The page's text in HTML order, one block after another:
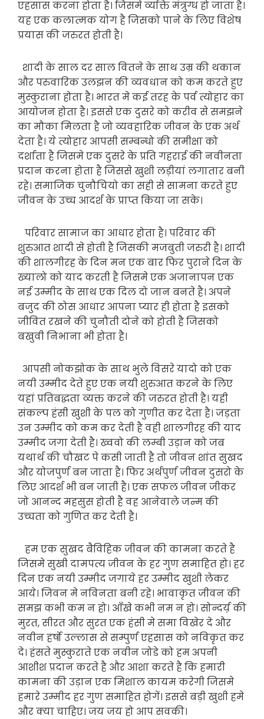
एहसास करना होता है। जिसमे व्यक्ति मंत्रुग्ध हो जाता है।
यह एक कलात्मक योग है जिसको पाने के लिए विशेष
प्रयास की जरुरत होती है।
शादी के साल दर साल वितने के साथ उम्र की थकान
और परुवारिक उलझन की व्यवधान को कम करते हुए
मुस्कुराना होता है। भारत मे कई तरह के पर्व त्योहार का
आयोजन होता है। इससे एक दुसरे को करीव से समझने
का मौका मिलता है जो व्यवहारिक जीवन के एक अर्थ
देता है। ये त्योहार आपसी सम्बन्धो की समीक्षा को
दर्शाता है जिसमे एक दुसरे के प्रति गहराई की नवीनता
प्रदान करना होता है जिससे खुशी लड़ीयां लगातार बनी
रहे। समाजिक चुनौचियो का सही से सामना करते हुए
जीवन के उच्च आदर्श के प्राप्त किया जा सके।
परिवार सामाज का आधार होता है। परिवार की
शुरुआत शादी से होती है जिसकी मजबुती जरुरी है। शादी
की शालगीरह के दिन मन एक बार फिर पुराने दिन के
ख्यालो को याद करती है जिसमे एक अजानापन एक
नई उम्मीद के साथ एक दिल दो जान बनते है। अपने
बजुद की ठोस आधार आपना प्यार ही होता है इसको
जीवित रखने की चुनौती दोने को होती है जिसको
बखुवी निभाना भी होता है।
आपसी नोकझोक के साथ भुले विसरे यादो को एक
नयी उम्मीद देते हुए एक नयी शुरुआत करने के लिए
यहां प्रतिबद्धता व्यक्त करने की जरुरत होती है। यही
संकल्प हंसी खुशी के पल को गुणीत कर देता है। जड़ता
उन उम्मीद को कम कर देती है वही शालगीरह की याद
उम्मीद जगा देती है। ख्ववो की लम्बी उड़ान को जब
यथार्थ की चौखट पे कसी जाती है तो जीवन शांत सुखद
और योजपुर्ण बन जाता है। फिर अर्थपुर्ण जीवन दुसरो के
लिए आदर्श भी बन जाती है। एक सफल जीवन जीकर
जो आनन्द महसुस होती है वह आनेवाले जन्म की
उच्चता को गुणित कर देती है।
हम एक सुखद बैविहिक जीवन की कामना करते है
जिसमे सुखी दामपत्य जीवन के हर गुण समाहित हो। हर
दिन एक नयी उम्मीद जगाये हर उम्मीद खुशी लेकर
आये। जिवन मे नविनता बनी रहे। भावाकृत जीवन की
समझ कभी कम न हो। आँखे कभी नम न हो। सोन्दर्य़ की
मुरत, सीरत और सुरत एक हंसी मे समा विखेर दे और
नवीन हर्षो उल्लास से सम्पुर्ण एहसास को नविकृत कर
दे। हंसते मुस्कुराते एक नवीन जोडे को हम अपनी
आशीश प्रदान करते है और आशा करते है कि हमारी
कामना की उड़ान एक मिशाल कायम करेगी जिसमे
हमारे उम्मीद हर गुण समाहित होगें। इससे बड़ी खुशी हमे
और क्या चाहिए। जय जय हो आप सवकी।